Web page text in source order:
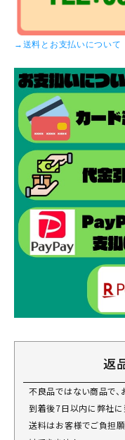
→送料とお支払いについて
返
不良品ではない商品で
到着後7日以内に弊社に
送料はお客様でご負担